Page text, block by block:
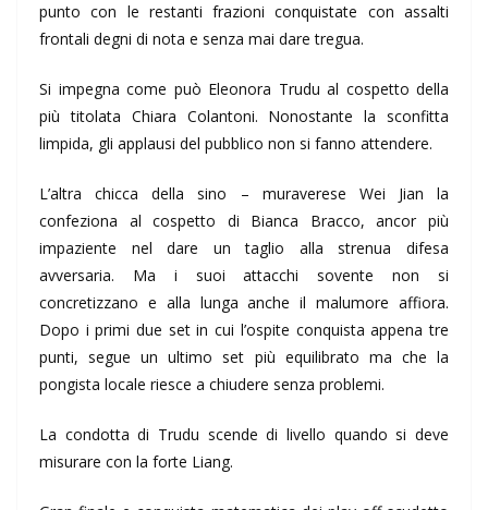
punto con le restanti frazioni conquistate con assalti
frontali degni di nota e senza mai dare tregua.
Si impegna come può Eleonora Trudu al cospetto della
più titolata Chiara Colantoni. Nonostante la sconfitta
limpida, gli applausi del pubblico non si fanno attendere.
L’altra chicca della sino – muraverese Wei Jian la
confeziona al cospetto di Bianca Bracco, ancor più
impaziente nel dare un taglio alla strenua difesa
avversaria. Ma i suoi attacchi sovente non si
concretizzano e alla lunga anche il malumore affiora.
Dopo i primi due set in cui l’ospite conquista appena tre
punti, segue un ultimo set più equilibrato ma che la
pongista locale riesce a chiudere senza problemi.
La condotta di Trudu scende di livello quando si deve
misurare con la forte Liang.